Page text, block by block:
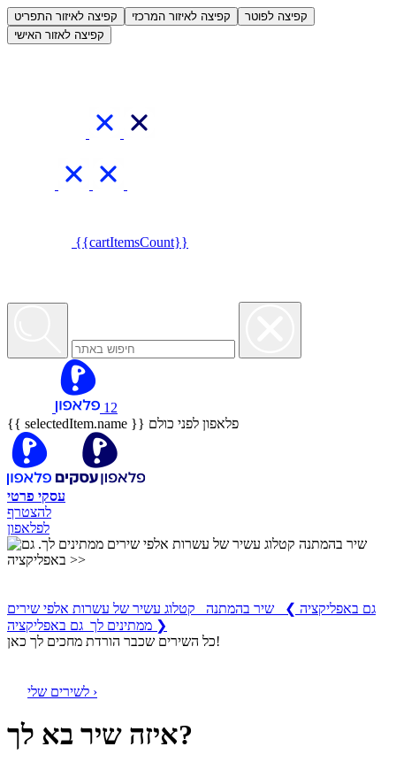
קפיצה לאיזור התפריט קפיצה לאיזור המרכזי
קפיצה לפוטר
קפיצה לאזור האישי
{{cartItemsCount}}
12
{{ selectedItem.name }} פלאפון לפני כולם
עסקי פרטי
להצטרף
לפלאפון
גם באפליקציה ❯
שיר בהמתנה קטלוג עשיר של עשרות אלפי שירים
ממתינים לך גם באפליקציה ❯
כל השירים שכבר הורדת מחכים לך כאן!
לשירים שלי ›
איזה שיר בא לך?